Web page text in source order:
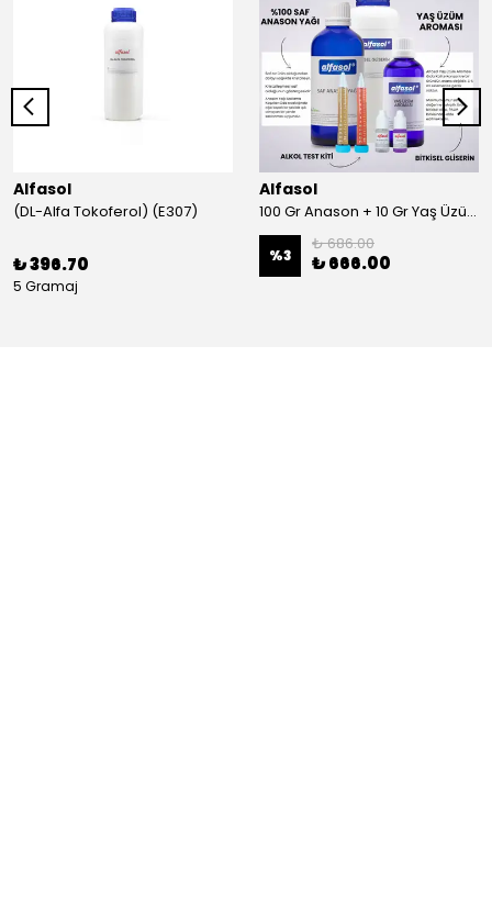
Alfasol
(DL-Alfa Tokoferol) (E307)
₺ 396.70
5 Gramaj
Alfasol
100 Gr Anason + 10 Gr Yaş Üzüm + 250 Gr Gliserin + Alkol Test Kiti
%3
₺ 686.00
₺ 666.00